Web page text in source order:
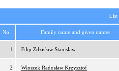
List
No. Family name and given names
1 Filip Zdzisław Stanisław
2 Włoszek Radosław Krzysztof